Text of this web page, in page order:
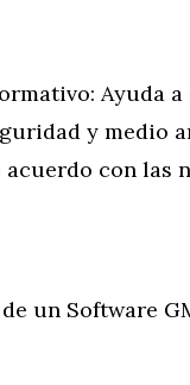
Ayuda
y medio
acuerdo con las
un Software